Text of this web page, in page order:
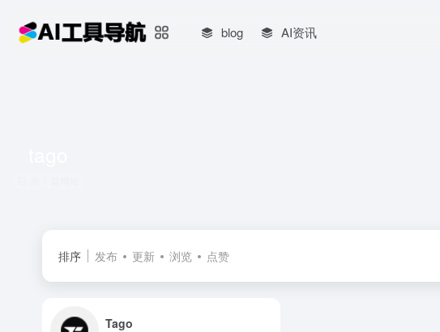
blog AI资讯
排序 发布 更新 浏览 点赞
Tago